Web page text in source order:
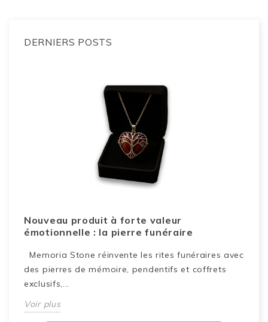
DERNIERS POSTS
Nouveau produit à forte valeur
émotionnelle : la pierre funéraire
Memoria Stone réinvente les rites funéraires avec
des pierres de mémoire, pendentifs et coffrets
exclusifs,...
Voir plus